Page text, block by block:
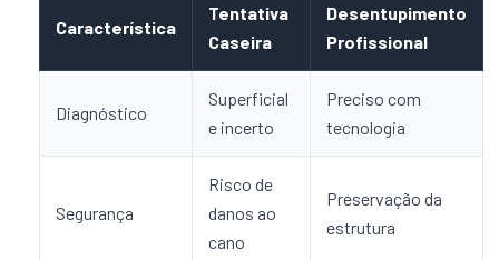
Característica
Tentativa
Caseira
Desentupimento
Profissional
Diagnóstico
Superficial
e incerto
Preciso com
tecnologia
Segurança
Risco de
danos ao
cano
Preservação da
estrutura